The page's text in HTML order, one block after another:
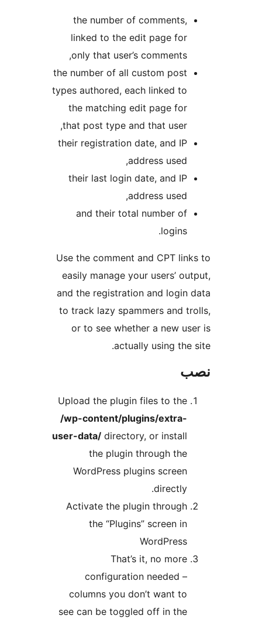
the number of comments,
linked to the edit page for
only that user’s comments,
the number of all custom post
types authored, each linked to
the matching edit page for
that post type and that user,
their registration date, and IP
their last login date, and IP
and their total number of
Use the comment and CPT
easily manage your users’
and the registration and
to track lazy spammers and
or to see whether a new
actually using
Upload the plugin files to the
/wp-content/plugins/extra-
user-data/directory, or install
the plugin through the
WordPress plugins screen
Activate the plugin through
the “Plugins” screen in
That’s it, no more
configuration needed –
columns you don’t want to
see can be toggled off in the